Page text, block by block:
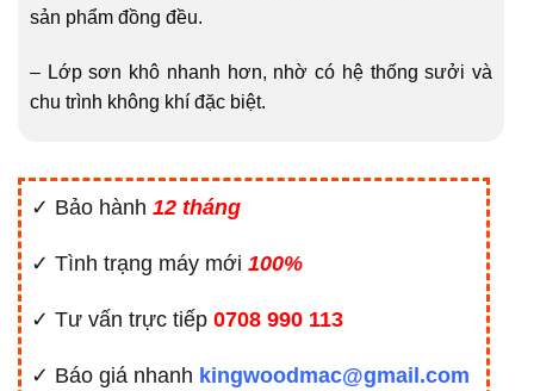
sản phẩm đồng đều.
– Lớp sơn khô nhanh hơn, nhờ có hệ thống sưởi và
chu trình không khí đặc biệt.
✓ Bảo hành 12 tháng
✓ Tình trạng máy mới 100%
✓ Tư vấn trực tiếp 0708 990 113
✓ Báo giá nhanh kingwoodmac@gmail.com